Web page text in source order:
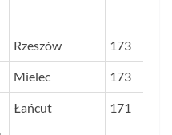
Rzeszów 173
Mielec 173
Łańcut 171